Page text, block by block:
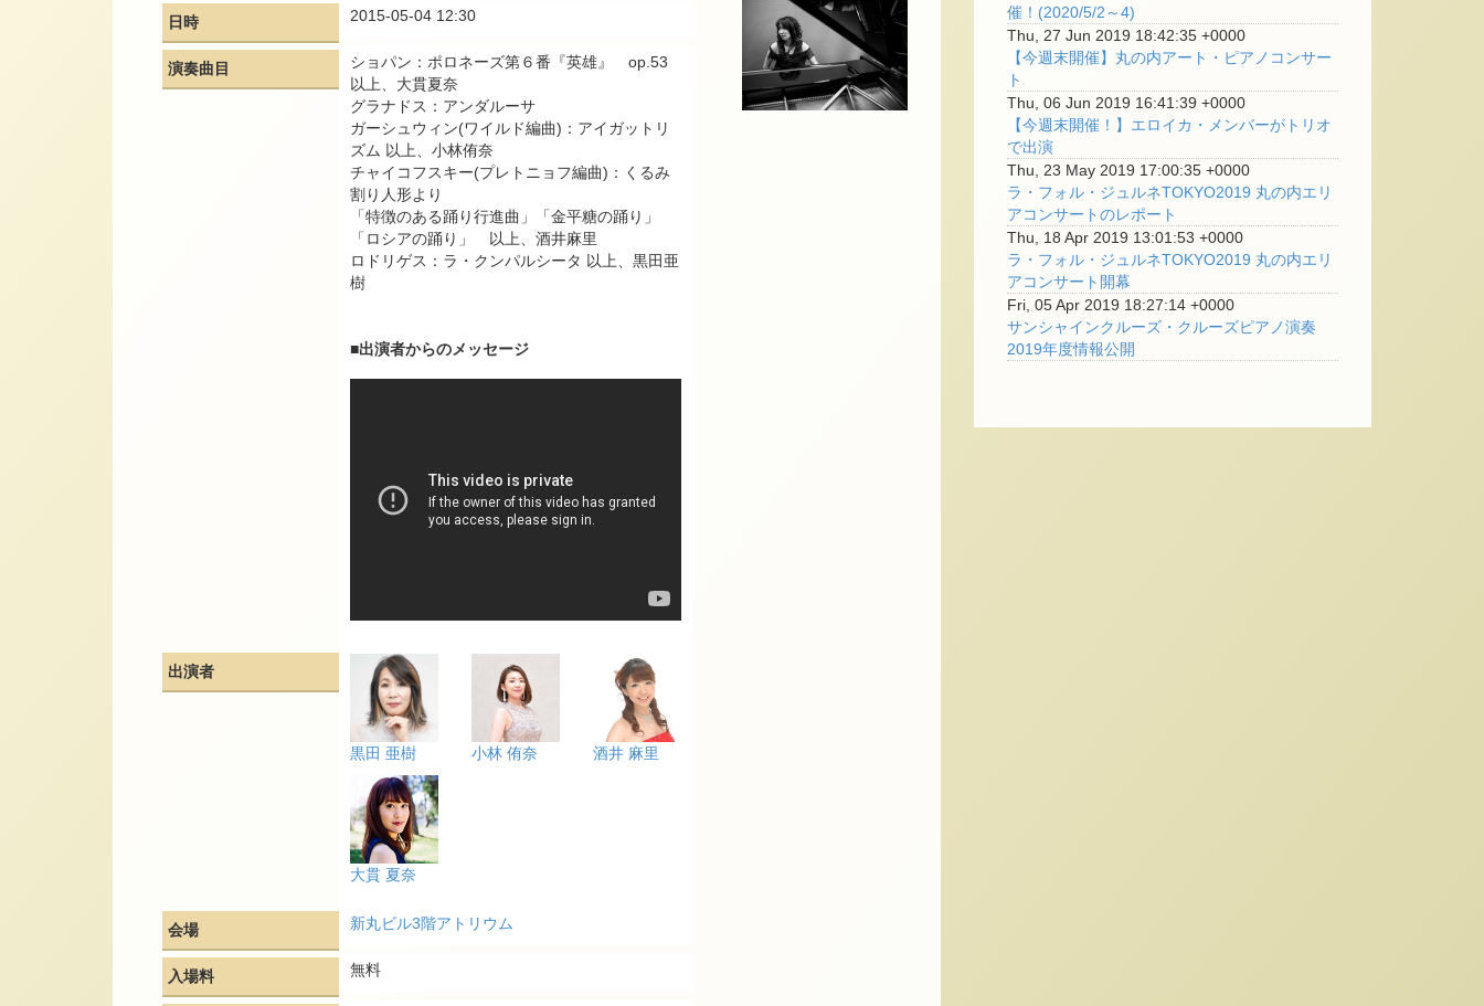
日時 2015-05-04 12:30
演奏曲目
ショパン：ポロネーズ第６番『英雄』 op.53
以上、大貫夏奈
グラナドス：アンダルーサ
ガーシュウィン(ワイルド編曲)：アイガットリ
ズム 以上、小林侑奈
チャイコフスキー(プレトニョフ編曲)：くるみ
割り人形より
「特徴のある踊り行進曲」「金平糖の踊り」
「ロシアの踊り」 以上、酒井麻里
ロドリゲス：ラ・クンパルシータ 以上、黒田亜
樹
■出演者からのメッセージ
出演者
黒田 亜樹 小林 侑奈 酒井 麻里
大貫 夏奈
会場 新丸ビル3階アトリウム
入場料 無料
催！(2020/5/2～4)
Thu, 27 Jun 2019 18:42:35 +0000
【今週末開催】丸の内アート・ピアノコンサー
ト
Thu, 06 Jun 2019 16:41:39 +0000
【今週末開催！】エロイカ・メンバーがトリオ
で出演
Thu, 23 May 2019 17:00:35 +0000
ラ・フォル・ジュルネTOKYO2019 丸の内エリ
アコンサートのレポート
Thu, 18 Apr 2019 13:01:53 +0000
ラ・フォル・ジュルネTOKYO2019 丸の内エリ
アコンサート開幕
Fri, 05 Apr 2019 18:27:14 +0000
サンシャインクルーズ・クルーズピアノ演奏
2019年度情報公開